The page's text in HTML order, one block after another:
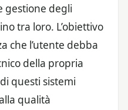
gestione degli
tra loro. L’obiettivo
che l’utente debba
della propria
questi sistemi
qualità